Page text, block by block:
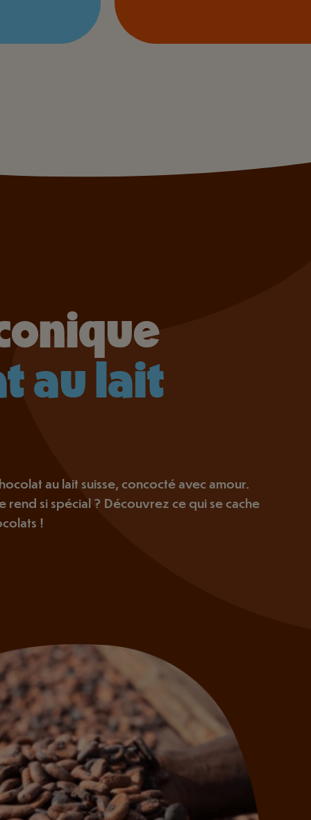
au lait
au lait suisse, concocté avec amour.
rend si spécial ? Découvrez ce qui se cache
!